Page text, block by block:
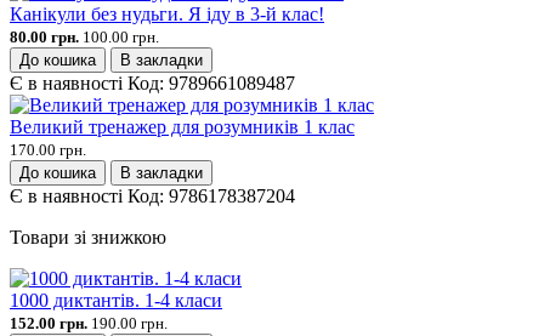
Канікули без нудьги. Я іду в 3-й клас!
80.00 грн. 100.00 грн.
До кошика
В закладки
Є в наявності Код: 9789661089487
Великий тренажер для розумників 1 клас
170.00 грн.
До кошика
В закладки
Є в наявності Код: 9786178387204
Товари зі знижкою
1000 диктантів. 1-4 класи
152.00 грн. 190.00 грн.